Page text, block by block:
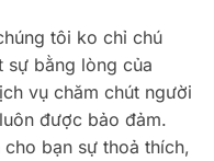
tôi ko chỉ chú
sự bằng lòng của
vụ chăm chút người
được bảo đảm.
bạn sự thoả thích,